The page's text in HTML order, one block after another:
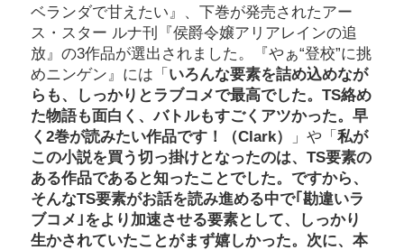
ベランダで甘えたい』、下巻が発売されたアー
ス・スター ルナ刊『侯爵令嬢アリアレインの追
放』の3作品が選出されました。『やぁ“登校”に挑
めニンゲン』には「 いろんな要素を詰め込めなが
らも、しっかりとラブコメで最高でした。TS絡め
た物語も面白く、バトルもすごくアツかった。早
く2巻が読みたい作品です！（Clark）
」や「 私が
この小説を買う切っ掛けとなったのは、TS要素の
ある作品であると知ったことでした。ですから、
そんなTS要素がお話を読み進める中で｢勘違いラ
ブコメ｣をより加速させる要素として、しっかり
生かされていたことがまず嬉しかった。次に、本